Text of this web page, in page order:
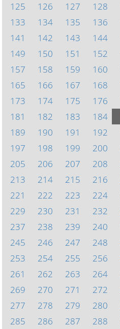
125
126 127 128
133
134 135 136
141
142 143 144
149
150 151 152
157
158 159 160
165
166 167 168
173
174 175 176
181
182 183 184
189
190 191 192
197
198 199 200
205
206 207 208
213
214 215 216
221
222 223 224
229
230 231 232
237
238 239 240
245
246 247 248
253
254 255 256
261
262 263 264
269
270 271 272
277
278 279 280
285
286 287 288